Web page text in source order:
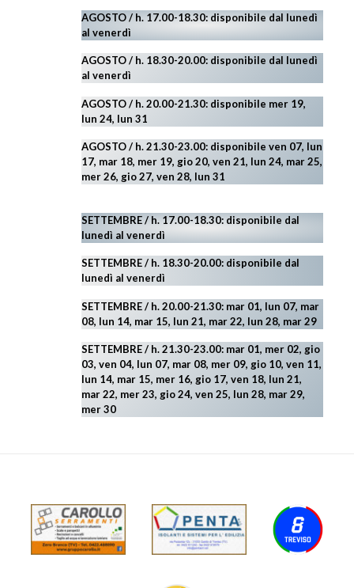
AGOSTO / h. 17.00-18.30: disponibile dal lunedì
al venerdì
AGOSTO/ h. 18.30-20.00: disponibile dal lunedì
al venerdì
AGOSTO / h. 20.00-21.30: disponibile mer 19,
lun 24, lun 31
AGOSTO/ h. 21.30-23.00: disponibile ven 07, lun
17, mar 18, mer 19, gio 20, ven 21, lun 24, mar 25,
mer 26, gio 27, ven 28, lun 31
SETTEMBRE / h. 17.00-18.30: disponibile dal
lunedì al venerdì
SETTEMBRE / h. 18.30-20.00: disponibile dal
lunedì al venerdì
SETTEMBRE / h. 20.00-21.30: mar 01, lun 07, mar
08, lun 14, mar 15, lun 21, mar 22, lun 28, mar 29
SETTEMBRE / h. 21.30-23.00: mar 01, mer 02, gio
03, ven 04, lun 07, mar 08, mer 09, gio 10, ven 11,
lun 14, mar 15, mer 16, gio 17, ven 18, lun 21,
mar 22, mer 23, gio 24, ven 25, lun 28, mar 29,
mer 30